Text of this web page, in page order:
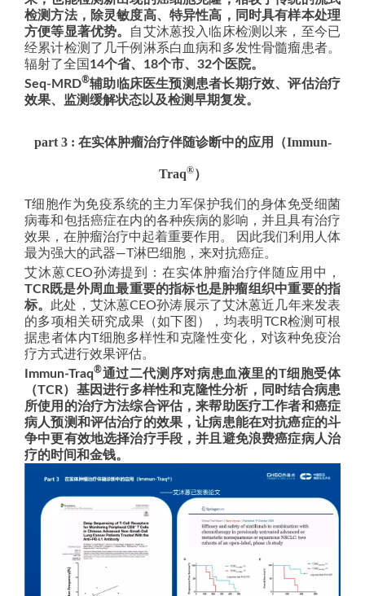
检测方法，除灵敏度高、特异性高，同时具有样本处理
方便等显著优势。 自艾沐蒽投入临床检测以来，至今已
经累计检测了几千例淋系白血病和多发性骨髓瘤患者。
辐射了全国 14个省、18个市、32个医院。
Seq-MRD®辅助临床医生预测患者长期疗效、评估治疗
效果、监测缓解状态以及检测早期复发。
part 3 : 在实体肿瘤治疗伴随诊断中的应用（Immun-
Traq®）
T细胞作为免疫系统的主力军保护我们的身体免受细菌
病毒和包括癌症在内的各种疾病的影响，并且具有治疗
效果，在肿瘤治疗中起着重要作用。 因此我们利用人体
最为强大的武器—T淋巴细胞，来对抗癌症。
艾沐蒽CEO孙涛提到：在实体肿瘤治疗伴随应用中，
TCR既是外周血最重要的指标也是肿瘤组织中重要的指
标。 此处，艾沐蒽CEO孙涛展示了艾沐蒽近几年来发表
的多项相关研究成果（如下图），均表明TCR检测可根
据患者体内T细胞多样性和克隆性变化，对该种免疫治
疗方式进行效果评估。
Immun-Traq®通过二代测序对病患血液里的T细胞受体
（TCR）基因进行多样性和克隆性分析，同时结合病患
所使用的治疗方法综合评估，来帮助医疗工作者和癌症
病人预测和评估治疗的效果，让病患能在对抗癌症的斗
争中更有效地选择治疗手段，并且避免浪费癌症病人治
疗的时间和金钱。